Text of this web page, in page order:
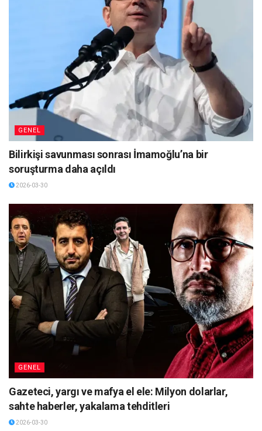
GENEL
Bilirkişi savunması sonrası İmamoğlu’na bir
soruşturma daha açıldı
2026-03-30
GENEL
Gazeteci, yargı ve mafya el ele: Milyon dolarlar,
sahte haberler, yakalama tehditleri
2026-03-30